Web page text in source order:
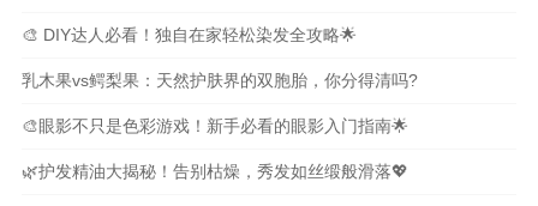
🎨 DIY达人必看！独自在家轻松染发全攻略🌟
乳木果vs鳄梨果：天然护肤界的双胞胎，你分得清吗?
🎨眼影不只是色彩游戏！新手必看的眼影入门指南🌟
🌿护发精油大揭秘！告别枯燥，秀发如丝缎般滑落💖